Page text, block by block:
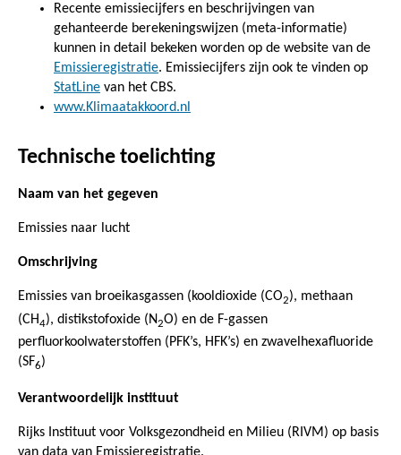
Recente emissiecijfers en beschrijvingen van
gehanteerde berekeningswijzen (meta-informatie)
kunnen in detail bekeken worden op de website van de
Emissieregistratie. Emissiecijfers zijn ook te vinden op
StatLine van het CBS.
www.Klimaatakkoord.nl
Technische toelichting
Naam van het gegeven
Emissies naar lucht
Omschrijving
Emissies van broeikasgassen (kooldioxide (CO2), methaan
(CH4), distikstofoxide (N2O) en de F-gassen
perfluorkoolwaterstoffen (PFK’s, HFK’s) en zwavelhexafluoride
(SF6)
Verantwoordelijk instituut
Rijks Instituut voor Volksgezondheid en Milieu (RIVM) op basis